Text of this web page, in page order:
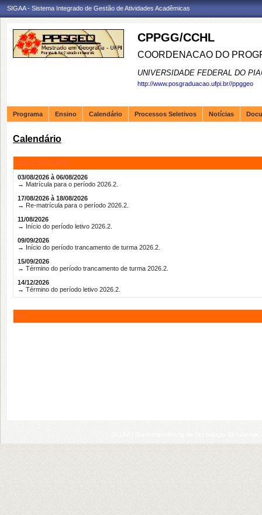
SIGAA - Sistema Integrado de Gestão de Atividades Acadêmicas
CPPGG/CCHL
COORDENACAO DO
UNIVERSIDADE FEDERAL DO
http://www.posgraduacao.ufpi.br//ppggeo
Programa Ensino Calendário Processos Seletivos Notícias
Calendário
2026.2 (VIGENTE)
03/08/2026 à 06/08/2026
→ Matrícula para o período 2026.2.
17/08/2026 à 18/08/2026
→ Re-matrícula para o período 2026.2.
11/08/2026
→ Início do período letivo 2026.2.
09/09/2026
→ Início do período trancamento de turma 2026.2.
15/09/2026
→ Término do período trancamento de turma 2026.2.
14/12/2026
→ Término do período letivo 2026.2.
0.0